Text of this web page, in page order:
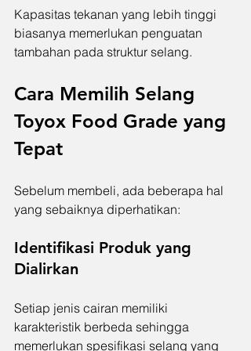
Kapasitas tekanan yang lebih tinggi
biasanya memerlukan penguatan
tambahan pada struktur selang.
Cara Memilih Selang
Toyox Food Grade yang
Tepat
Sebelum membeli, ada beberapa hal
yang sebaiknya diperhatikan:
Identifikasi Produk yang
Dialirkan
Setiap jenis cairan memiliki
karakteristik berbeda sehingga
memerlukan spesifikasi selang yang